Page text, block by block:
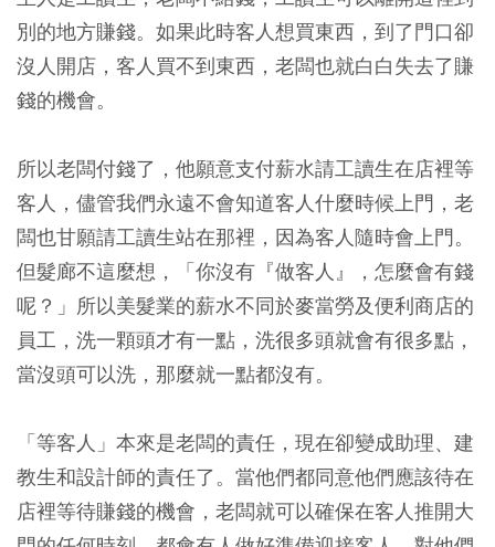
別的地方賺錢。如果此時客人想買東西，到了門口卻
沒人開店，客人買不到東西，老闆也就白白失去了賺
錢的機會。
所以老闆付錢了，他願意支付薪水請工讀生在店裡等
客人，儘管我們永遠不會知道客人什麼時候上門，老
闆也甘願請工讀生站在那裡，因為客人隨時會上門。
但髮廊不這麼想，「你沒有『做客人』，怎麼會有錢
呢？」所以美髮業的薪水不同於麥當勞及便利商店的
員工，洗一顆頭才有一點，洗很多頭就會有很多點，
當沒頭可以洗，那麼就一點都沒有。
「等客人」本來是老闆的責任，現在卻變成助理、建
教生和設計師的責任了。當他們都同意他們應該待在
店裡等待賺錢的機會，老闆就可以確保在客人推開大